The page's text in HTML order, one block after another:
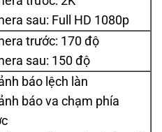
sau: Full HD 1080p
trước: 170 độ
sau: 150 độ
báo lệch làn
báo va chạm phía